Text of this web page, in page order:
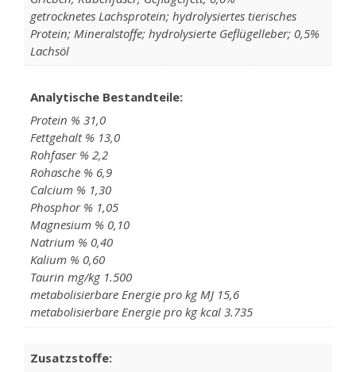
getrocknetes Lachsprotein; hydrolysiertes tierisches
Protein; Mineralstoffe; hydrolysierte Geflügelleber; 0,5%
Lachsöl
Analytische Bestandteile:
Protein % 31,0
Fettgehalt % 13,0
Rohfaser % 2,2
Rohasche % 6,9
Calcium % 1,30
Phosphor % 1,05
Magnesium % 0,10
Natrium % 0,40
Kalium % 0,60
Taurin mg/kg 1.500
metabolisierbare Energie pro kg MJ 15,6
metabolisierbare Energie pro kg kcal 3.735
Zusatzstoffe: